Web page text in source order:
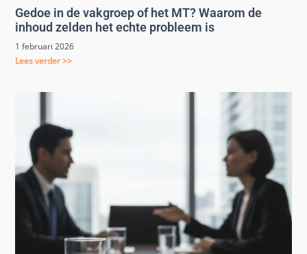
Gedoe in de vakgroep of het MT? Waarom de
inhoud zelden het echte probleem is
1 februari 2026
Lees verder >>